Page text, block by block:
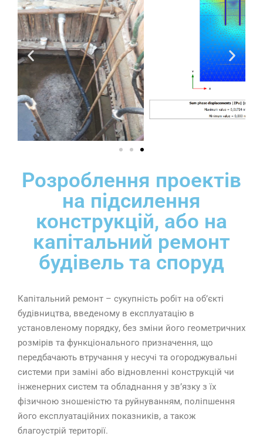
Розроблення проектів
на підсилення
конструкцій, або на
капітальний ремонт
будівель та споруд
Капітальний ремонт – сукупність робіт на об’єкті
будівництва, введеному в експлуатацію в
установленому порядку, без зміни його геометричних
розмірів та функціонального призначення, що
передбачають втручання у несучі та огороджувальні
системи при заміні або відновленні конструкцій чи
інженерних систем та обладнання у зв’язку з їх
фізичною зношеністю та руйнуванням, поліпшення
його експлуатаційних показників, а також
благоустрій території.